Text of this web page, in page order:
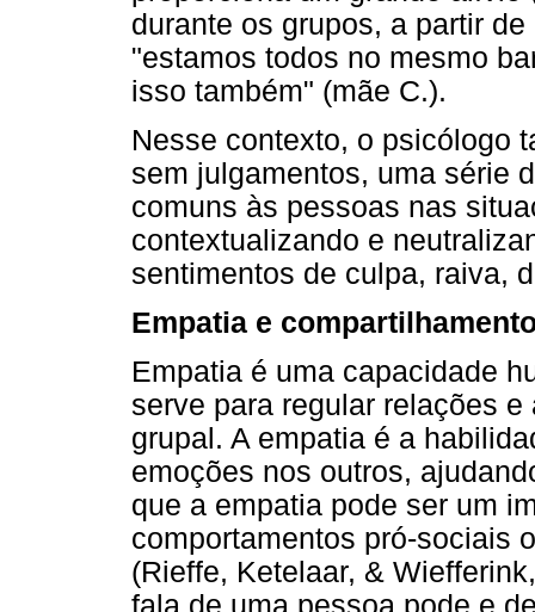
durante os grupos, a partir
"estamos todos no mesmo
isso também" (mãe C.).
Nesse contexto, o psicólogo
sem julgamentos, uma série
comuns às pessoas nas
contextualizando e
sentimentos de culpa, raiva,
Empatia e
Empatia é uma capacidade
serve para regular relações
grupal. A empatia é a
emoções nos outros,
que a empatia pode ser um
comportamentos pró-sociais
(Rieffe, Ketelaar, &